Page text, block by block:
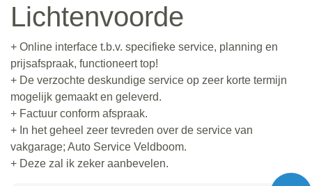
Lichtenvoorde
+ Online interface t.b.v. specifieke service, planning en
prijsafspraak, functioneert top!
+ De verzochte deskundige service op zeer korte termijn
mogelijk gemaakt en geleverd.
+ Factuur conform afspraak.
+ In het geheel zeer tevreden over de service van
vakgarage; Auto Service Veldboom.
+ Deze zal ik zeker aanbevelen.